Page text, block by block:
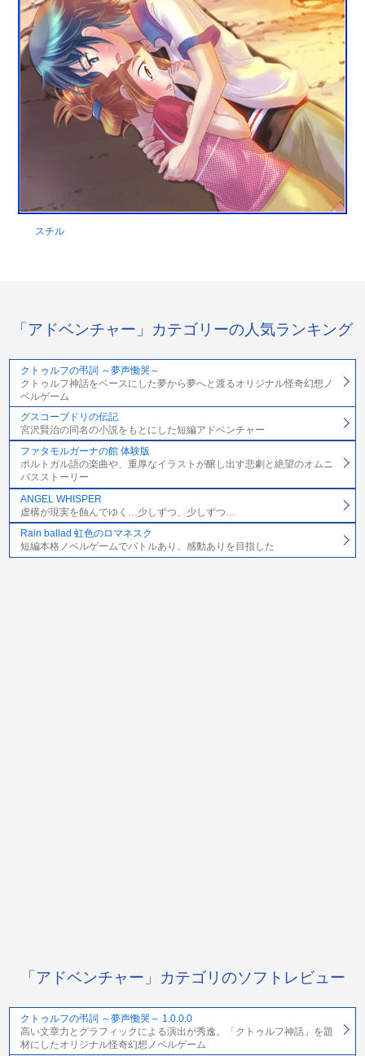
スチル
「アドベンチャー」カテゴリーの人気ランキング
クトゥルフの弔詞 ～夢声慟哭～
クトゥルフ神話をベースにした夢から夢へと渡るオリジナル怪奇幻想ノ
ベルゲーム
グスコーブドリの伝記
宮沢賢治の同名の小説をもとにした短編アドベンチャー
ファタモルガーナの館 体験版
ポルトガル語の楽曲や、重厚なイラストが醸し出す悲劇と絶望のオムニ
バスストーリー
ANGEL WHISPER
虚構が現実を蝕んでゆく…少しずつ、少しずつ…
Rain ballad 虹色のロマネスク
短編本格ノベルゲームでバトルあり、感動ありを目指した
「アドベンチャー」カテゴリのソフトレビュー
クトゥルフの弔詞 ～夢声慟哭～ 1.0.0.0
高い文章力とグラフィックによる演出が秀逸。「クトゥルフ神話」を題
材にしたオリジナル怪奇幻想ノベルゲーム